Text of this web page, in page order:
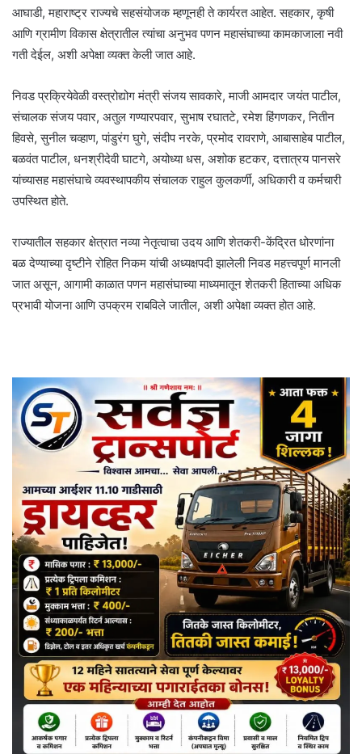
आघाडी, महाराष्ट्र राज्यचे सहसंयोजक म्हणूनही ते कार्यरत आहेत. सहकार, कृषी
आणि ग्रामीण विकास क्षेत्रातील त्यांचा अनुभव पणन महासंघाच्या कामकाजाला नवी
गती देईल, अशी अपेक्षा व्यक्त केली जात आहे.
निवड प्रक्रियेवेळी वस्त्रोद्योग मंत्री संजय सावकारे, माजी आमदार जयंत पाटील,
संचालक संजय पवार, अतुल गण्यारपवार, सुभाष रघातटे, रमेश हिंगणकर, नितीन
हिवसे, सुनील चव्हाण, पांडुरंग घुगे, संदीप नरके, प्रमोद रावराणे, आबासाहेब पाटील,
बळवंत पाटील, धनश्रीदेवी घाटगे, अयोध्या धस, अशोक हटकर, दत्तात्रय पानसरे
यांच्यासह महासंघाचे व्यवस्थापकीय संचालक राहुल कुलकर्णी, अधिकारी व कर्मचारी
उपस्थित होते.
राज्यातील सहकार क्षेत्रात नव्या नेतृत्वाचा उदय आणि शेतकरी-केंद्रित धोरणांना
बळ देण्याच्या दृष्टीने रोहित निकम यांची अध्यक्षपदी झालेली निवड महत्त्वपूर्ण मानली
जात असून, आगामी काळात पणन महासंघाच्या माध्यमातून शेतकरी हिताच्या अधिक
प्रभावी योजना आणि उपक्रम राबविले जातील, अशी अपेक्षा व्यक्त होत आहे.